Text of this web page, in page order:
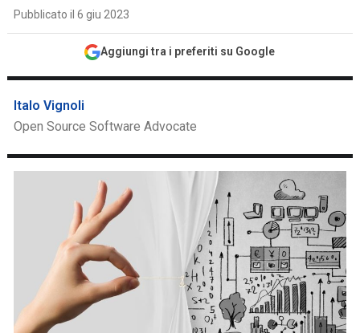
Pubblicato il 6 giu 2023
Aggiungi tra i preferiti su Google
Italo Vignoli
Open Source Software Advocate